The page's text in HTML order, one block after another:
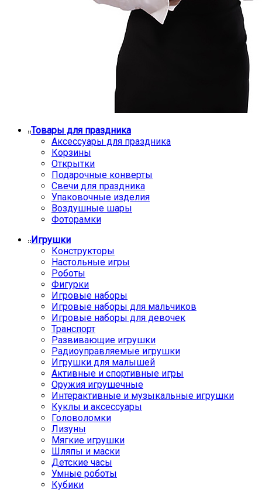
Товары для праздника
Аксессуары для праздника
Корзины
Открытки
Подарочные конверты
Свечи для праздника
Упаковочные изделия
Воздушные шары
Фоторамки
Игрушки
Конструкторы
Настольные игры
Роботы
Фигурки
Игровые наборы
Игровые наборы для мальчиков
Игровые наборы для девочек
Транспорт
Развивающие игрушки
Радиоуправляемые игрушки
Игрушки для малышей
Активные и спортивные игры
Оружия игрушечные
Интерактивные и музыкальные игрушки
Куклы и аксессуары
Головоломки
Лизуны
Мягкие игрушки
Шляпы и маски
Детские часы
Умные роботы
Кубики